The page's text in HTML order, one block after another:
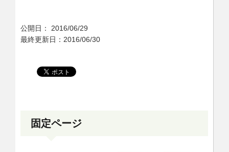
公開日： 2016/06/29
最終更新日：2016/06/30
固定ページ